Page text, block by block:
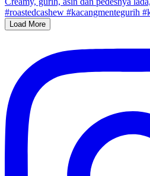
Load More